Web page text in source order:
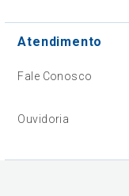
Atendimento
Fale Conosco
Ouvidoria